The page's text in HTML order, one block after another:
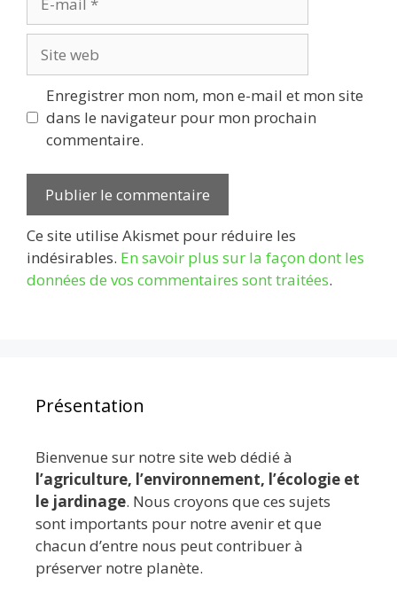
mail
web
Enregistrer mon nom, mon e-mail et mon site
dans le navigateur pour mon prochain
commentaire.
Ce site utilise Akismet pour réduire les
indésirables. En savoir plus sur la façon dont les
données de vos commentaires sont traitées.
Présentation
Bienvenue sur notre site web dédié à
l’agriculture, l’environnement, l’écologie et
le jardinage. Nous croyons que ces sujets
sont importants pour notre avenir et que
chacun d’entre nous peut contribuer à
préserver notre planète.